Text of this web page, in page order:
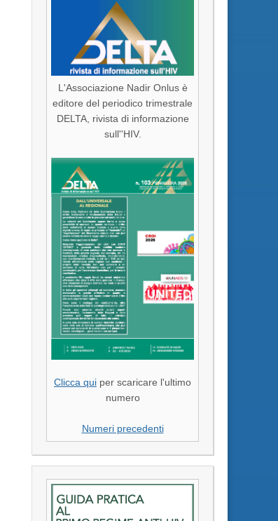
L'Associazione Nadir Onlus è
editore del periodico trimestrale
DELTA, rivista di informazione
sull''HIV.
Clicca qui per scaricare l'ultimo
numero
Numeri precedenti